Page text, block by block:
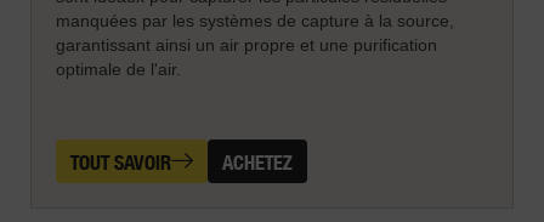
manquées par les systèmes de capture à la source,
garantissant ainsi un air propre et une purification
optimale de l'air.
TOUT SAVOIR ACHETEZ